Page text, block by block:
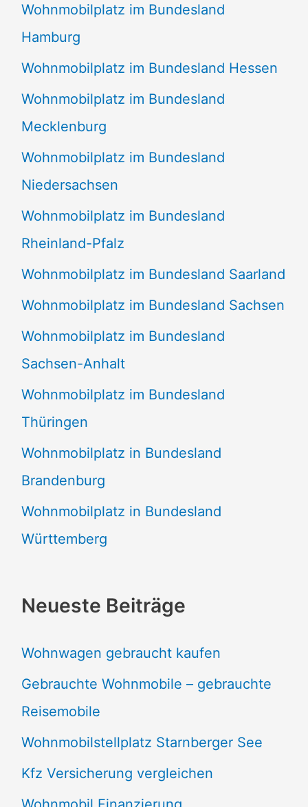
Wohnmobilplatz im Bundesland
Hamburg
Wohnmobilplatz im Bundesland Hessen
Wohnmobilplatz im Bundesland
Mecklenburg
Wohnmobilplatz im Bundesland
Niedersachsen
Wohnmobilplatz im Bundesland
Rheinland-Pfalz
Wohnmobilplatz im Bundesland Saarland
Wohnmobilplatz im Bundesland Sachsen
Wohnmobilplatz im Bundesland
Sachsen-Anhalt
Wohnmobilplatz im Bundesland
Thüringen
Wohnmobilplatz in Bundesland
Brandenburg
Wohnmobilplatz in Bundesland
Württemberg
Neueste Beiträge
Wohnwagen gebraucht kaufen
Gebrauchte Wohnmobile – gebrauchte
Reisemobile
Wohnmobilstellplatz Starnberger See
Kfz Versicherung vergleichen